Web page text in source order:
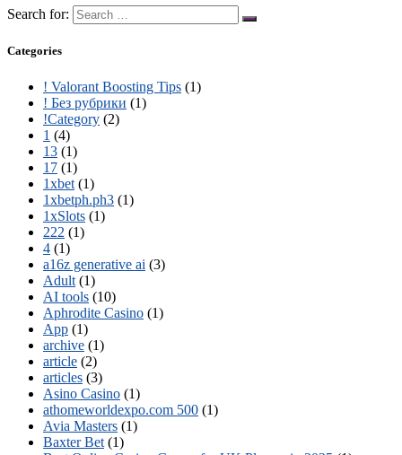
Search for:
Categories
! Valorant Boosting Tips (1)
! Без рубрики (1)
!Category (2)
1 (4)
13 (1)
17 (1)
1xbet (1)
1xbetph.ph3 (1)
1xSlots (1)
222 (1)
4 (1)
a16z generative ai (3)
Adult (1)
AI tools (10)
Aphrodite Casino (1)
App (1)
archive (1)
article (2)
articles (3)
Asino Casino (1)
athomeworldexpo.com 500 (1)
Avia Masters (1)
Baxter Bet (1)